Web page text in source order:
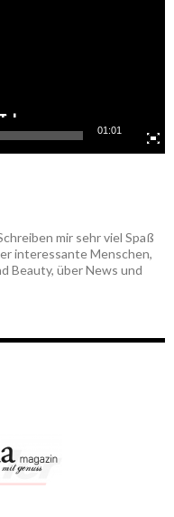
01:01
mir sehr viel Spaß
interessante Menschen,
Beauty, über News und